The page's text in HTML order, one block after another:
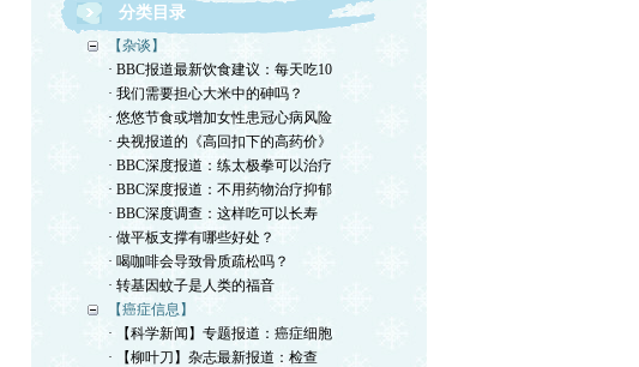
分类目录
【杂谈】
· BBC报道最新饮食建议：每天吃10
· 我们需要担心大米中的砷吗？
· 悠悠节食或增加女性患冠心病风险
· 央视报道的《高回扣下的高药价》
· BBC深度报道：练太极拳可以治疗
· BBC深度报道：不用药物治疗抑郁
· BBC深度调查：这样吃可以长寿
· 做平板支撑有哪些好处？
· 喝咖啡会导致骨质疏松吗？
· 转基因蚊子是人类的福音
【癌症信息】
· 【科学新闻】专题报道：癌症细胞
· 【柳叶刀】杂志最新报道：检查